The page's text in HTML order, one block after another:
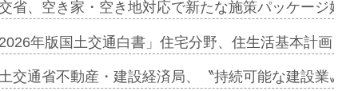
サー契約…
起用…
ミーレキ…
省、空き家・空き地対応で新たな施策パッケージ始
年版国土交通白書」住宅分野、住生活基本計画を
交通省不動産・建設経済局、〝持続可能な建設業〟